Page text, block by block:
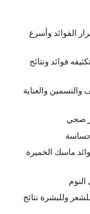
الفوائد وأسرع
فوائد ونتائج
والعناية
صحي
ماسك الخميرة
وللبشرة نتائج